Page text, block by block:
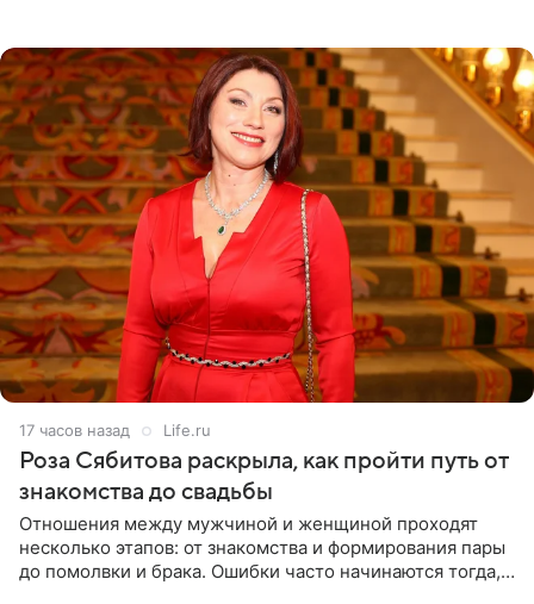
17 часов назад Life.ru
Роза Сябитова раскрыла, как пройти путь от
знакомства до свадьбы
Отношения между мужчиной и женщиной проходят
несколько этапов: от знакомства и формирования пары
до помолвки и брака. Ошибки часто начинаются тогда,